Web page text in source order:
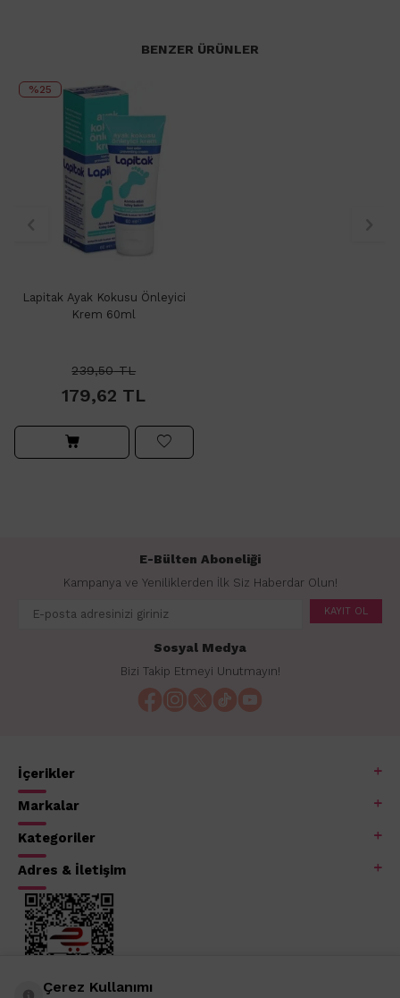
BENZER ÜRÜNLER
%25
Lapitak Ayak Kokusu Önleyici
Krem 60ml
239,50TL
179,62 TL
E-Bülten Aboneliği
Kampanya ve Yeniliklerden İlk Siz Haberdar Olun!
KAYIT OL
Sosyal Medya
Bizi Takip Etmeyi Unutmayın!
İçerikler
Markalar
Kategoriler
Adres & İletişim
Çerez Kullanımı